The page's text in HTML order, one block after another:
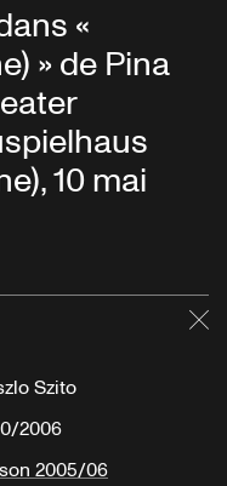
«
» de Pina
10 mai
Szito
2006
2005/06